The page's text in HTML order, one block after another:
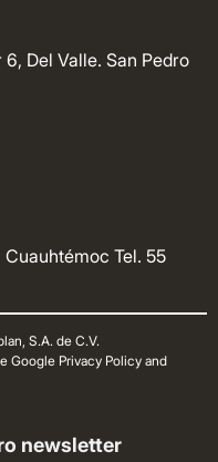
Del Valle. San Pedro
Cuauhtémoc Tel. 55
S.A. de C.V.
Google Privacy Policy and
newsletter